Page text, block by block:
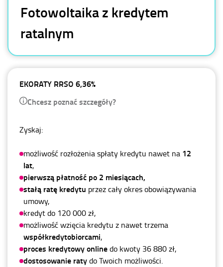
Fotowoltaika z kredytem
ratalnym
EKORATY RRSO 6,36%
Chcesz poznać szczegóły?
Zyskaj:
możliwość rozłożenia spłaty kredytu nawet na 12
lat,
pierwszą płatność po 2 miesiącach,
stałą ratę kredytu przez cały okres obowiązywania
umowy,
kredyt do 120 000 zł,
możliwość wzięcia kredytu z nawet trzema
współkredytobiorcami,
proces kredytowy onlinedo kwoty 36 880 zł,
dostosowanie ratydo Twoich możliwości.